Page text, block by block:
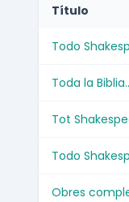
Título
Todo
Toda la
Tot
Todo
Obres